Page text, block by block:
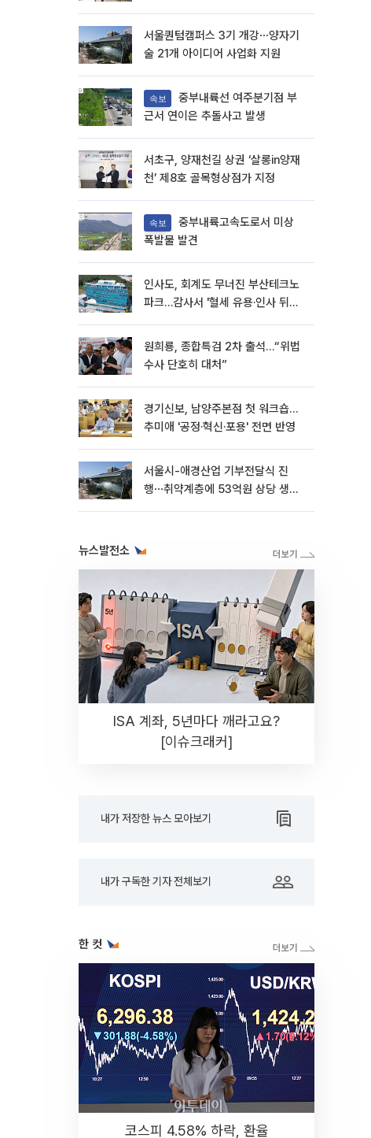
서울퀀텀캠퍼스 3기 개강⋯양자기
술 21개 아이디어 사업화 지원
속보
근서 연이은 추돌사고 발생
서초구, 양재천길 상권 ‘살롱in양재
천’ 제8호 골목형상점가 지정
속보
폭발물 발견
인사도, 회계도 무너진 부산테크노
파크…감사서 '혈세 유용·인사 뒤집
원희룡, 종합특검 2차 출석…“위법
수사 단호히 대처”
경기신보, 남양주본점 첫 워크숍…
추미애 '공정·혁신·포용' 전면 반영
서울시-애경산업 기부전달식 진
행⋯취약계층에 53억원 상당 생활
뉴스발전소
ISA 계좌, 5년마다 깨라고요?
[이슈크래커]
내가 저장한 뉴스 모아보기
내가 구독한 기자 전체보기
한 컷
코스피 4.58% 하락, 환율